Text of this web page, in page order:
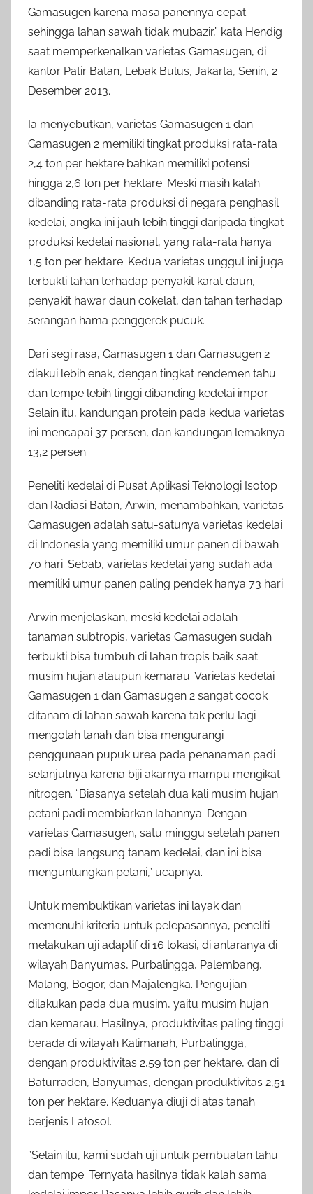
Gamasugen karena masa panennya cepat
sehingga lahan sawah tidak mubazir,” kata Hendig
saat memperkenalkan varietas Gamasugen, di
kantor Patir Batan, Lebak Bulus, Jakarta, Senin, 2
Desember 2013.
Ia menyebutkan, varietas Gamasugen 1 dan
Gamasugen 2 memiliki tingkat produksi rata-rata
2,4 ton per hektare bahkan memiliki potensi
hingga 2,6 ton per hektare. Meski masih kalah
dibanding rata-rata produksi di negara penghasil
kedelai, angka ini jauh lebih tinggi daripada tingkat
produksi kedelai nasional, yang rata-rata hanya
1,5 ton per hektare. Kedua varietas unggul ini juga
terbukti tahan terhadap penyakit karat daun,
penyakit hawar daun cokelat, dan tahan terhadap
serangan hama penggerek pucuk.
Dari segi rasa, Gamasugen 1 dan Gamasugen 2
diakui lebih enak, dengan tingkat rendemen tahu
dan tempe lebih tinggi dibanding kedelai impor.
Selain itu, kandungan protein pada kedua varietas
ini mencapai 37 persen, dan kandungan lemaknya
13,2 persen.
Peneliti kedelai di Pusat Aplikasi Teknologi Isotop
dan Radiasi Batan, Arwin, menambahkan, varietas
Gamasugen adalah satu-satunya varietas kedelai
di Indonesia yang memiliki umur panen di bawah
70 hari. Sebab, varietas kedelai yang sudah ada
memiliki umur panen paling pendek hanya 73 hari.
Arwin menjelaskan, meski kedelai adalah
tanaman subtropis, varietas Gamasugen sudah
terbukti bisa tumbuh di lahan tropis baik saat
musim hujan ataupun kemarau. Varietas kedelai
Gamasugen 1 dan Gamasugen 2 sangat cocok
ditanam di lahan sawah karena tak perlu lagi
mengolah tanah dan bisa mengurangi
penggunaan pupuk urea pada penanaman padi
selanjutnya karena biji akarnya mampu mengikat
nitrogen. “Biasanya setelah dua kali musim hujan
petani padi membiarkan lahannya. Dengan
varietas Gamasugen, satu minggu setelah panen
padi bisa langsung tanam kedelai, dan ini bisa
menguntungkan petani,” ucapnya.
Untuk membuktikan varietas ini layak dan
memenuhi kriteria untuk pelepasannya, peneliti
melakukan uji adaptif di 16 lokasi, di antaranya di
wilayah Banyumas, Purbalingga, Palembang,
Malang, Bogor, dan Majalengka. Pengujian
dilakukan pada dua musim, yaitu musim hujan
dan kemarau. Hasilnya, produktivitas paling tinggi
berada di wilayah Kalimanah, Purbalingga,
dengan produktivitas 2,59 ton per hektare, dan di
Baturraden, Banyumas, dengan produktivitas 2,51
ton per hektare. Keduanya diuji di atas tanah
berjenis Latosol.
”Selain itu, kami sudah uji untuk pembuatan tahu
dan tempe. Ternyata hasilnya tidak kalah sama